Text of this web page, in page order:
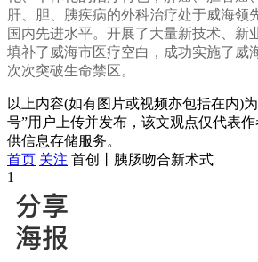
肝、胆、胰疾病的外科治疗处于威海领
国内先进水平。开展了大量新技术、新
填补了威海市医疗空白，成功实施了威
次次突破生命禁区。
以上内容(如有图片或视频亦包括在内)
号”用户上传并发布，该文观点仅代表
供信息存储服务。
首页 关注 首创丨胰肠吻合新术式
1